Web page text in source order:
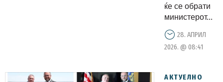
ќе се обрати
министерот...
28. АПРИЛ
2026. @ 08:41
АКТУЕЛНО